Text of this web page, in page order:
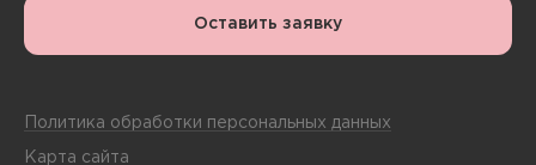
Оставить заявку
Политика обработки персональных данных
Карта сайта